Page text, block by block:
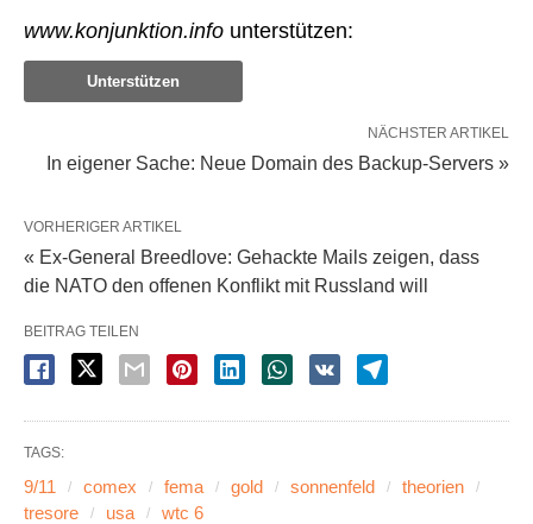
www.konjunktion.info unterstützen:
Unterstützen
NÄCHSTER ARTIKEL
In eigener Sache: Neue Domain des Backup-Servers »
VORHERIGER ARTIKEL
« Ex-General Breedlove: Gehackte Mails zeigen, dass
die NATO den offenen Konflikt mit Russland will
BEITRAG TEILEN
TAGS:
9/11 comex fema gold sonnenfeld
theorien
tresore
usa wtc 6